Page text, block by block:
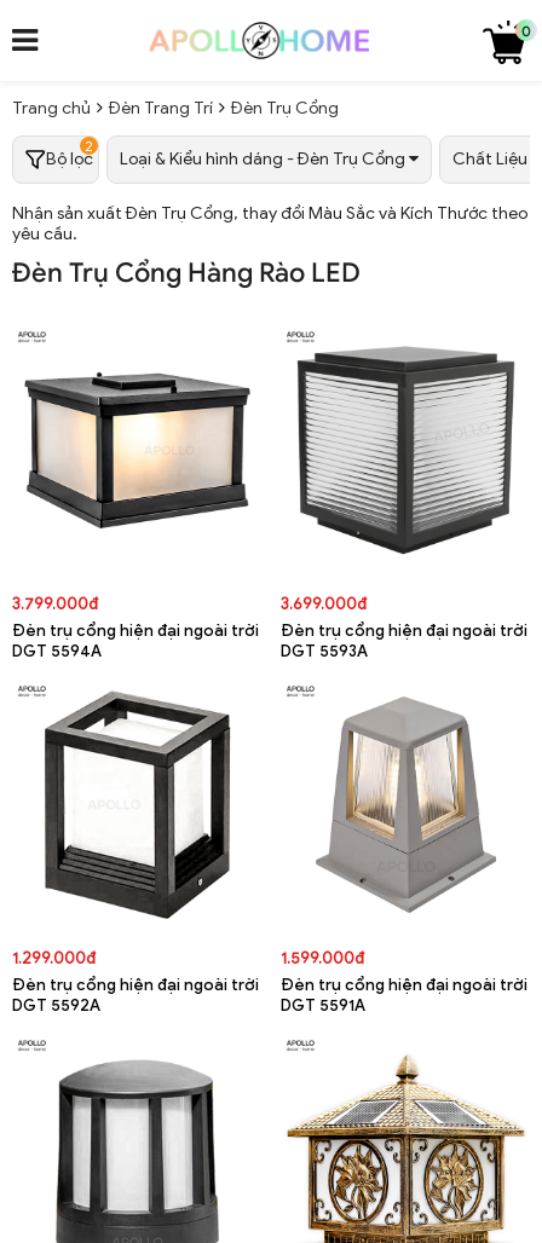
0
Trang chủ Đèn Trang Trí Đèn Trụ Cổng
Bộ lọc
2
Loại & Kiểu hình dáng - Đèn Trụ Cổng Chất Liệu
Nhận sản xuất Đèn Trụ Cổng, thay đổi Màu Sắc và Kích Thước theo
yêu cầu.
Đèn Trụ Cổng Hàng Rào LED
3.799.000đ
Đèn trụ cổng hiện đại ngoài trời
DGT 5594A
3.699.000đ
Đèn trụ cổng hiện đại ngoài trời
DGT 5593A
1.299.000đ
Đèn trụ cổng hiện đại ngoài trời
DGT 5592A
1.599.000đ
Đèn trụ cổng hiện đại ngoài trời
DGT 5591A